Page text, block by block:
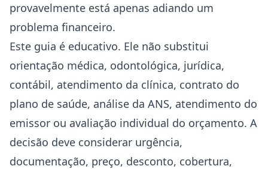
provavelmente está apenas adiando um
problema financeiro.
Este guia é educativo. Ele não substitui
orientação médica, odontológica, jurídica,
contábil, atendimento da clínica, contrato do
plano de saúde, análise da ANS, atendimento do
emissor ou avaliação individual do orçamento. A
decisão deve considerar urgência,
documentação, preço, desconto, cobertura,